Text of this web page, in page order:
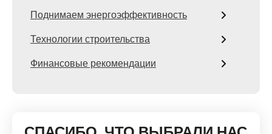
Поднимаем энергоэффективность
Технологии строительства
Финансовые рекомендации